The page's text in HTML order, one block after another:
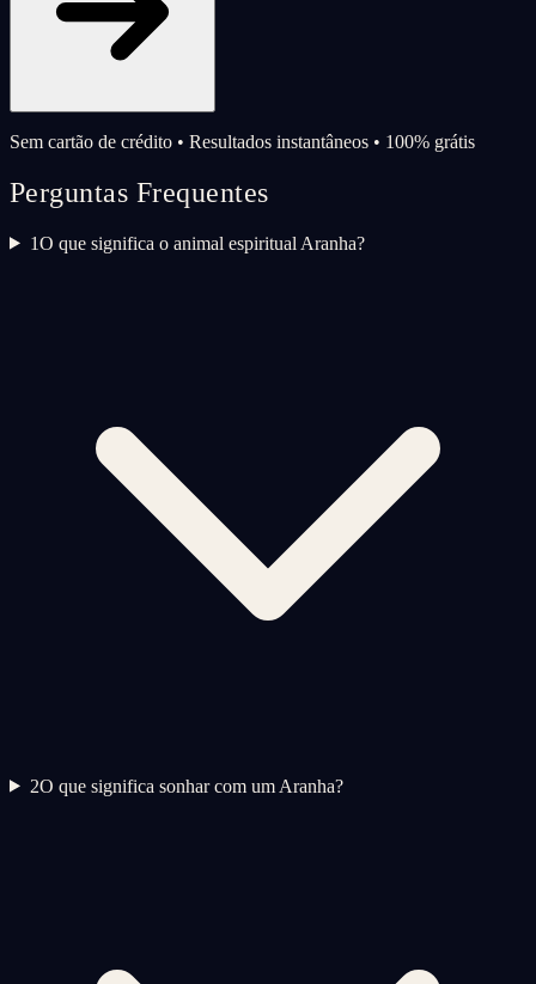
Sem cartão de crédito • Resultados instantâneos • 100% grátis
Perguntas Frequentes
1O que significa o animal espiritual Aranha?
2O que significa sonhar com um Aranha?